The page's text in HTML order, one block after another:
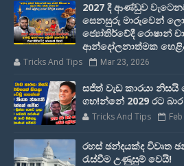
2027 දී ආණ්ඩුව
සෙනසුරු මාරුවෙන්
ජ්‍යෝතිර්වේදී රොෂාන්
ආන්දෝලනාත්මක
Tricks And Tips Mar 23, 2026
සජිත් වැඩ කාරයා
ගහ!න්නේ 2029 රට
Tricks And Tips
රහස් ඡන්දයක්ද විවෘත
රැස්වීම උණුසුම් වෙයි!